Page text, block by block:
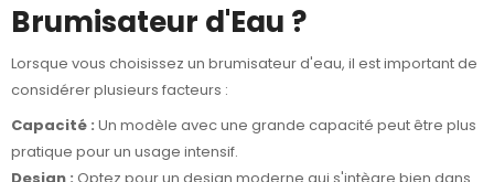
Brumisateur d'Eau ?
Lorsque vous choisissez un brumisateur d'eau, il est important de
considérer plusieurs facteurs :
Capacité : Un modèle avec une grande capacité peut être plus
pratique pour un usage intensif.